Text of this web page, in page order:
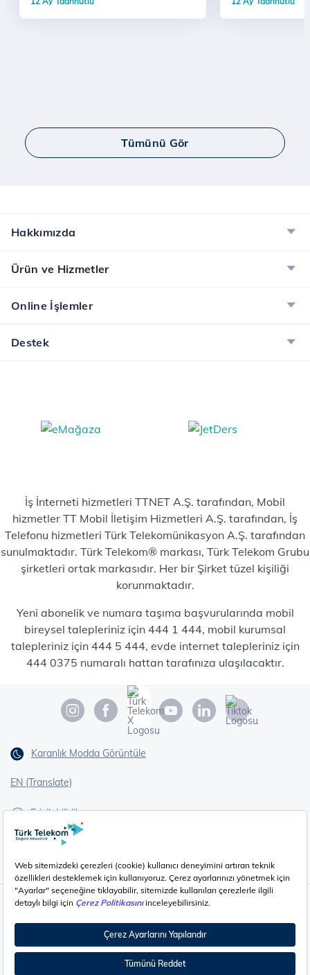
Tümünü Gör
Hakkımızda
Ürün ve Hizmetler
Online İşlemler
Destek
İş İnterneti hizmetleri TTNET A.Ş. tarafından, Mobil
hizmetler TT Mobil İletişim Hizmetleri A.Ş. tarafından, İş
Telefonu hizmetleri Türk Telekomünikasyon A.Ş. tarafından
sunulmaktadır. Türk Telekom® markası, Türk Telekom Grubu
şirketleri ortak markasıdır. Her bir Şirket tüzel kişiliği
korunmaktadır.
Yeni abonelik ve numara taşıma başvurularında mobil
bireysel talepleriniz için 444 1 444, mobil kurumsal
talepleriniz için 444 5 444, evde internet talepleriniz için
444 0375 numaralı hattan tarafınıza ulaşılacaktır.
Karanlık Modda Görüntüle
EN (Translate)
Erişilebilirlik
Çerez Ayarları